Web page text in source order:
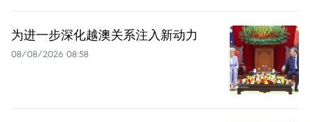
为进一步深化越澳关系注入新动力
08/08/2026 08:58